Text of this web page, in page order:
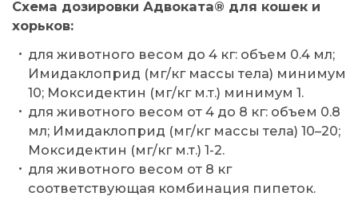
Схема дозировки Адвоката® для кошек и
хорьков:
для животного весом до 4 кг: объем 0.4 мл;
Имидаклоприд (мг/кг массы тела) минимум
10; Моксидектин (мг/кг м.т.) минимум 1.
для животного весом от 4 до 8 кг: объем 0.8
мл; Имидаклоприд (мг/кг массы тела) 10–20;
Моксидектин (мг/кг м.т.) 1-2.
для животного весом от 8 кг
соответствующая комбинация пипеток.